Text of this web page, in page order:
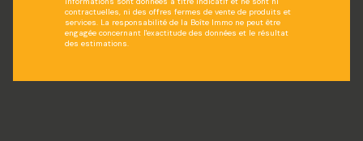
contractuelles, ni des offres fermes de vente de produits et
services. La responsabilité de la Boîte Immo ne peut être
engagée concernant l'exactitude des données et le résultat
des estimations.